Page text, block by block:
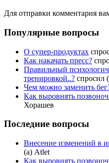
Для отправки комментария
Популярные вопросы
О супер-продуктах
Как накачать пресс?
Правильный
тренировкой..? спросил
Чем можно заменить
Как выровнять
Хорашев
Последние вопросы
Внесение изменений в
(а) Atlet
Как выровнять